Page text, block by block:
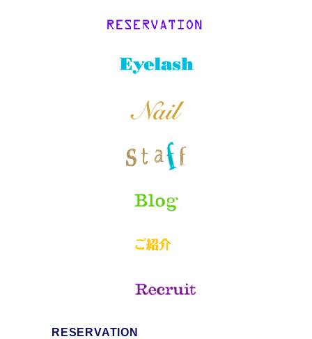
RESERVATION